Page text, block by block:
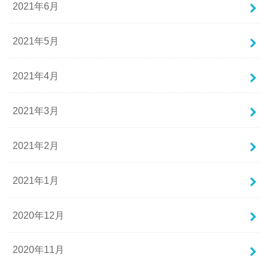
2021年6月
2021年5月
2021年4月
2021年3月
2021年2月
2021年1月
2020年12月
2020年11月